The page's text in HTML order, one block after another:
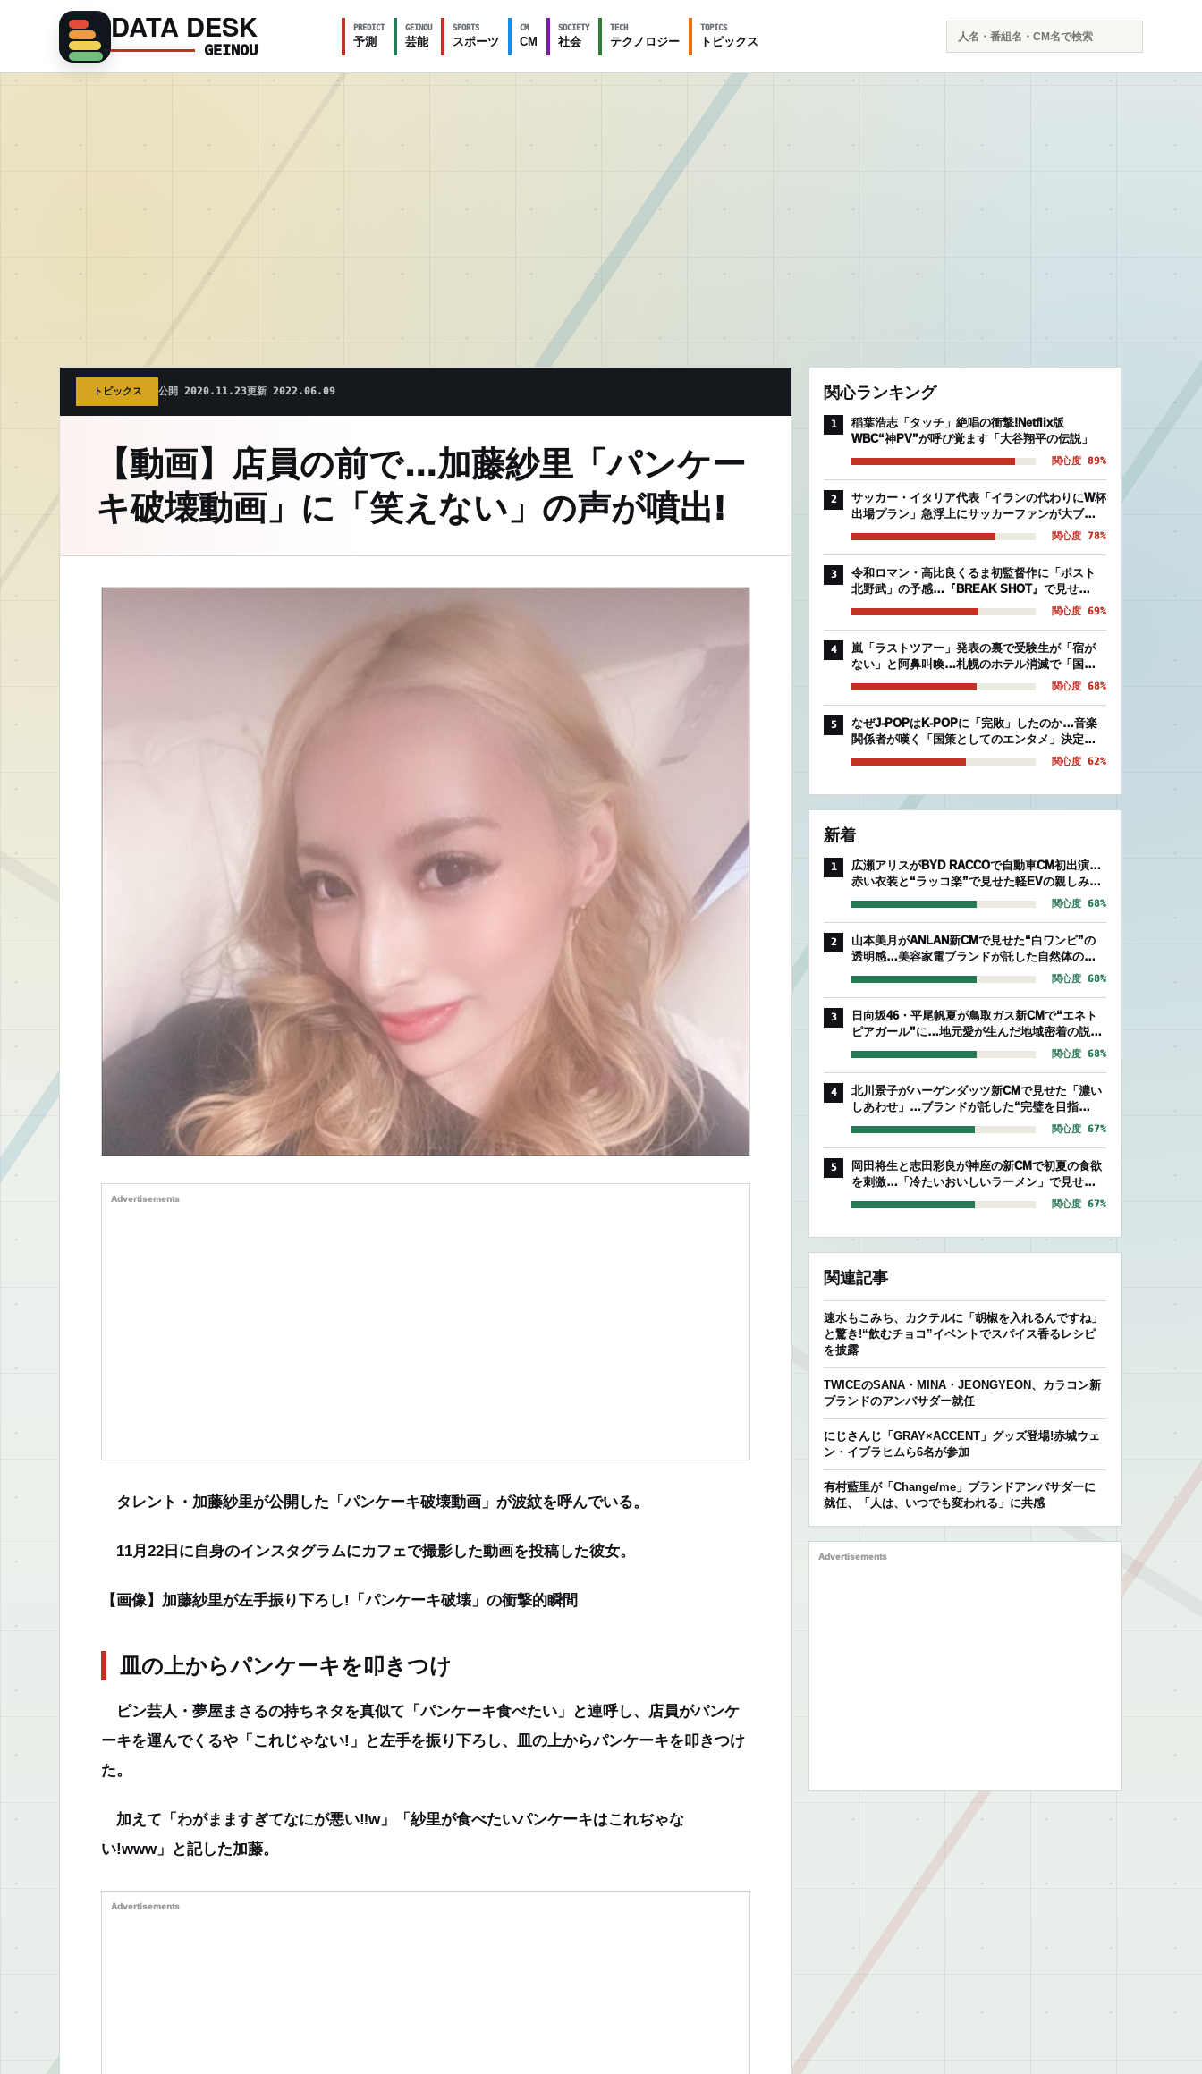
DATA DESK
GEINOU
PREDICT
予測
GEINOU
芸能
SPORTS
スポーツ
CM
CM
SOCIETY
社会
TECH
テクノロジー
TOPICS
トピックス
索
トピックス 公開 2020.11.23更新 2022.06.09
【動画】店員の前で…加藤紗里「パンケー
キ破壊動画」に「笑えない」の声が噴出!
Advertisements
タレント・加藤紗里が公開した「パンケーキ破壊動画」が波紋を呼んでいる。
11月22日に自身のインスタグラムにカフェで撮影した動画を投稿した彼女。
【画像】加藤紗里が左手振り下ろし!「パンケーキ破壊」の衝撃的瞬間
皿の上からパンケーキを叩きつけ
ピン芸人・夢屋まさるの持ちネタを真似て「パンケーキ食べたい」と連呼し、店員がパンケ
ーキを運んでくるや「これじゃない!」と左手を振り下ろし、皿の上からパンケーキを叩きつけ
た。
加えて「わがまますぎてなにが悪い‼️w」「紗里が食べたいパンケーキはこれぢゃな
い!www」と記した加藤。
Advertisements
関心ランキング
1
稲葉浩志「タッチ」絶唱の衝撃!Netflix版
WBC“神PV”が呼び覚ます「大谷翔平の伝説」
関心度 89%
2
サッカー・イタリア代表「イランの代わりにW杯
出場プラン」急浮上にサッカーファンが大ブー
イングの理由
関心度 78%
3
令和ロマン・高比良くるま初監督作に「ポスト
北野武」の予感…『BREAK SHOT』で見せ
た“芸人映画”の異常な完成度
関心度 69%
4
嵐「ラストツアー」発表の裏で受験生が「宿が
ない」と阿鼻叫喚…札幌のホテル消滅で「国立
後期組」を襲う絶望的被害
関心度 68%
5
なぜJ-POPはK-POPに「完敗」したのか…音楽
関係者が嘆く「国策としてのエンタメ」決定的
な温度差
関心度 62%
新着
1
広瀬アリスがBYD RACCOで自動車CM初出演…
赤い衣装と“ラッコ楽”で見せた軽EVの親しみや
すさ
関心度 68%
2
山本美月がANLAN新CMで見せた“白ワンピ”の
透明感…美容家電ブランドが託した自然体のセ
ルフケア
関心度 68%
3
日向坂46・平尾帆夏が鳥取ガス新CMで“エネト
ピアガール”に…地元愛が生んだ地域密着の説得
力
関心度 68%
4
北川景子がハーゲンダッツ新CMで見せた「濃い
しあわせ」…ブランドが託した“完璧を目指
す”存在感
関心度 67%
5
岡田将生と志田彩良が神座の新CMで初夏の食欲
を刺激…「冷たいおいしいラーメン」で見せた
爽やかな相性
関心度 67%
関連記事
速水もこみち、カクテルに「胡椒を入れるんですね」
と驚き!“飲むチョコ”イベントでスパイス香るレシピ
を披露
TWICEのSANA・MINA・JEONGYEON、カラコン新
ブランドのアンバサダー就任
にじさんじ「GRAY×ACCENT」グッズ登場!赤城ウェ
ン・イブラヒムら6名が参加
有村藍里が「Change/me」ブランドアンバサダーに
就任、「人は、いつでも変われる」に共感
Advertisements